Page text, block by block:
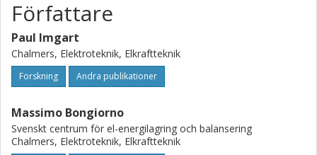
Författare
Paul Imgart
Chalmers, Elektroteknik, Elkraftteknik
Forskning Andra publikationer
Massimo Bongiorno
Svenskt centrum för el-energilagring och balansering
Chalmers, Elektroteknik, Elkraftteknik